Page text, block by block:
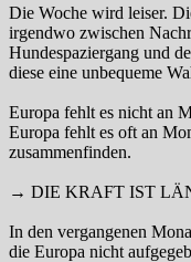
Die Woche wird leiser.
irgendwo zwischen
Hundespaziergang und
diese eine unbequeme
Europa fehlt es nicht an
Europa fehlt es oft an
zusammenfinden.
→ DIE KRAFT IST
In den vergangenen
die Europa nicht